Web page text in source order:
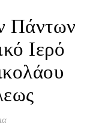
Πάντων
Ιερό